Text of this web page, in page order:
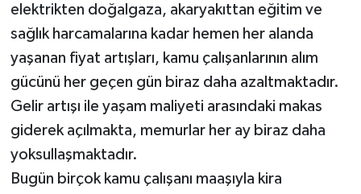
elektrikten doğalgaza, akaryakıttan eğitim ve
sağlık harcamalarına kadar hemen her alanda
yaşanan fiyat artışları, kamu çalışanlarının alım
gücünü her geçen gün biraz daha azaltmaktadır.
Gelir artışı ile yaşam maliyeti arasındaki makas
giderek açılmakta, memurlar her ay biraz daha
yoksullaşmaktadır.
Bugün birçok kamu çalışanı maaşıyla kira